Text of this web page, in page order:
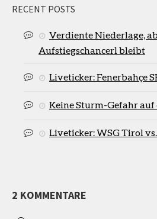
RECENT POSTS
Verdiente Niederlage,
Aufstiegschancerl bleibt
Liveticker: Fenerbahçe
Keine Sturm-Gefahr
Liveticker: WSG Tirol
2 KOMMENTARE